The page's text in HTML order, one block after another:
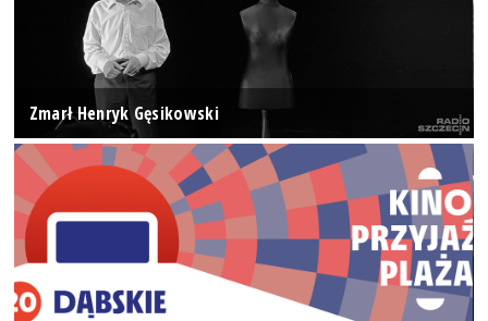
Zmarł Henryk Gęsikowski